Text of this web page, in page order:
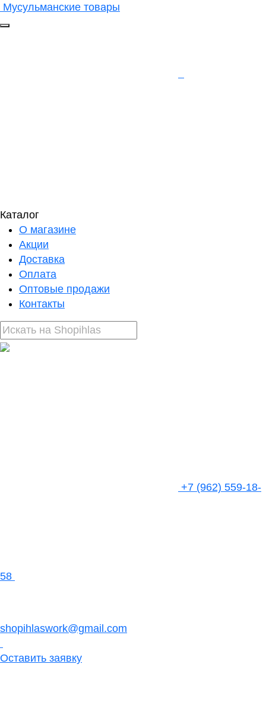
Мусульманские товары
Каталог
О магазине
Акции
Доставка
Оплата
Оптовые продажи
Контакты
+7 (962) 559-18-
58
shopihlaswork@gmail.com
Оставить заявку